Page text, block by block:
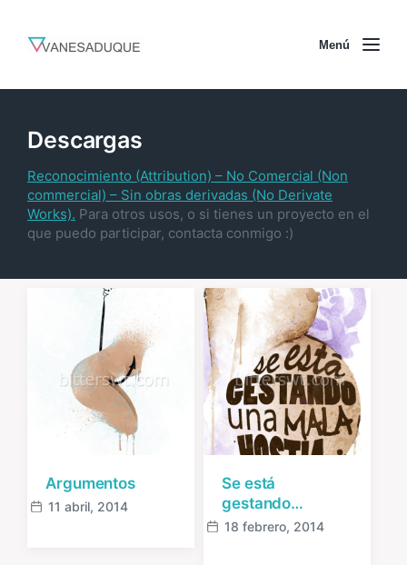
Menú
Descargas
Reconocimiento (Attribution) – No Comercial (Non
commercial) – Sin obras derivadas (No Derivate
Works). Para otros usos, o si tienes un proyecto en el
que puedo participar, contacta conmigo :)
Argumentos
Fecha
11 abril, 2014
Se está
gestando…
Fecha
18 febrero, 2014